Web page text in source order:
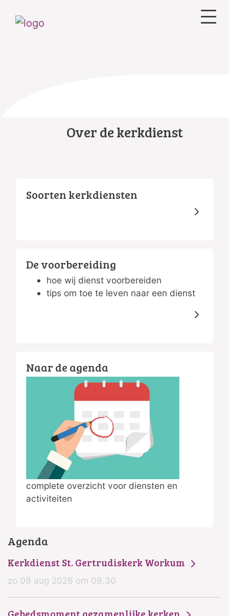
Over de kerkdienst
Soorten kerkdiensten
De voorbereiding
hoe wij dienst voorbereiden
tips om toe te leven naar een dienst
Naar de agenda
complete overzicht voor diensten en
activiteiten
Agenda
Kerkdienst St. Gertrudiskerk Workum
zo 09 aug 2026 om 09.30